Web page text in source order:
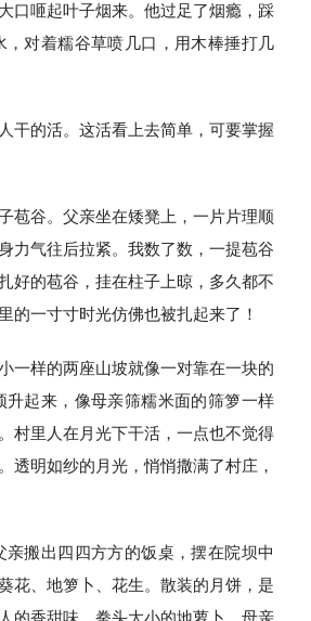
口咂起叶子烟来。他过足了烟瘾，踩
对着糯谷草喷几口，用木棒捶打几
干的活。这活看上去简单，可要掌握
苞谷。父亲坐在矮凳上，一片片理顺
力气往后拉紧。我数了数，一提苞谷
好的苞谷，挂在柱子上晾，多久都不
的一寸寸时光仿佛也被扎起来了！
一样的两座山坡就像一对靠在一块的
起来，像母亲筛糯米面的筛箩一样
村里人在月光下干活，一点也不觉得
透明如纱的月光，悄悄撒满了村庄，
搬出四四方方的饭桌，摆在院坝中
花、地箩卜、花生。散装的月饼，是
的香甜味。拳头大小的地萝卜，母亲